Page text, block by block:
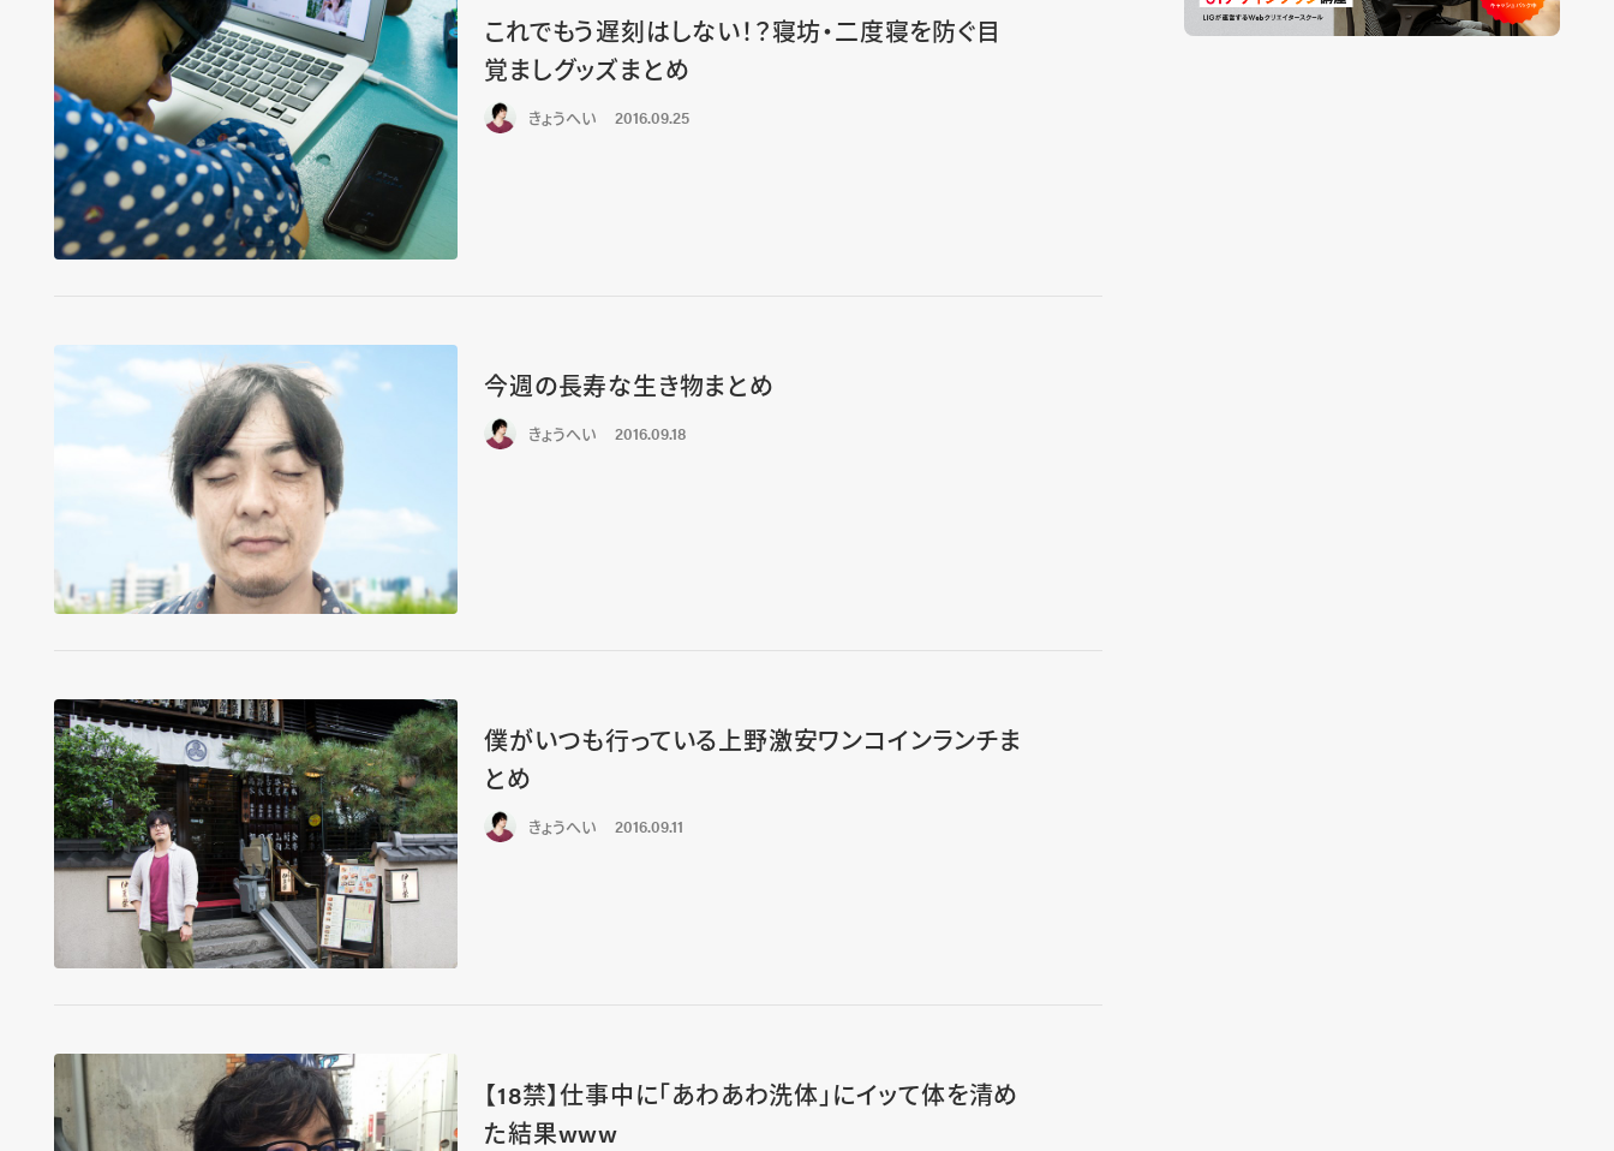
これでもう遅刻はしない！？寝坊・二度寝を防ぐ目
覚ましグッズまとめ
きょうへい 2016.09.25
今週の長寿な生き物まとめ
きょうへい 2016.09.18
僕がいつも行っている上野激安ワンコインランチま
とめ
きょうへい 2016.09.11
【18禁】仕事中に「あわあわ洗体」にイッて体を清め
た結果www